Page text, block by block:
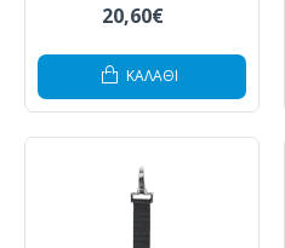
20,60€
ΚΑΛΆΘΙ